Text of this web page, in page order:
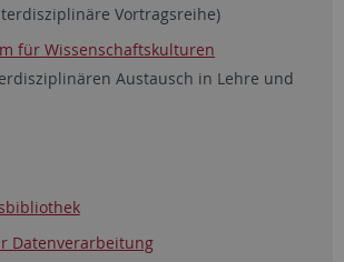
Vortragsreihe)
für Wissenschaftskulturen
Austausch in Lehre und
Datenverarbeitung